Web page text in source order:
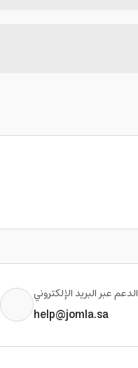
الدعم عبر البريد الإلكتروني
help@jomla.sa